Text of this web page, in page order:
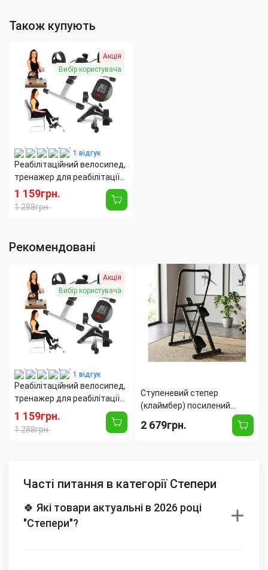
Також купують
Акція
Вибір користувача
1 відгук
Реабілітаційний велосипед,
тренажер для реабілітації
AND246
1 159грн.
1 288грн.
Рекомендовані
Акція
Вибір користувача
1 відгук
Реабілітаційний велосипед,
тренажер для реабілітації
AND246
1 159грн.
1 288грн.
Ступеневий степер
(клаймбер) посилений
сталевий для дому Atleto,
до 100 кг, складаний
2 679грн.
Часті питання в категорії Степери
🍀 Які товари актуальні в 2026 році
"Степери"?